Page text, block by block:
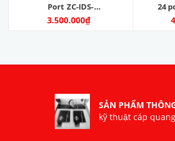
Port ZC-IDS-
8GPOE8022EFG - Zincom
3.500.000₫
24
SẢN PHẨM
kỹ thuật cáp